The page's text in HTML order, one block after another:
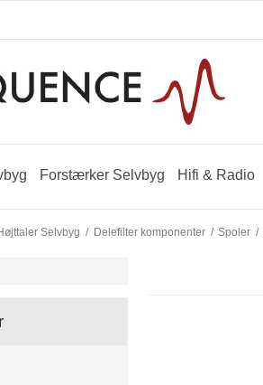
Forstærker Selvbyg Hifi & Radio
Selvbyg / Delefilter komponenter / Spoler /